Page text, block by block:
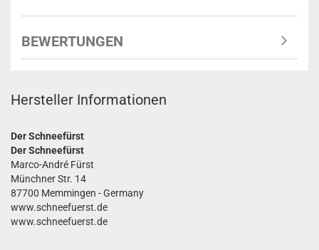
BEWERTUNGEN
Hersteller Informationen
Der Schneefürst
Der Schneefürst
Marco-André Fürst
Münchner Str. 14
87700 Memmingen - Germany
www.schneefuerst.de
www.schneefuerst.de